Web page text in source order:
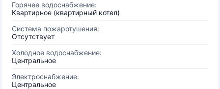
Горячее водоснабжение:
Квартирное (квартирный котел)
Система пожаротушения:
Отсутствует
Холодное водоснабжение:
Центральное
Электроснабжение:
Центральное